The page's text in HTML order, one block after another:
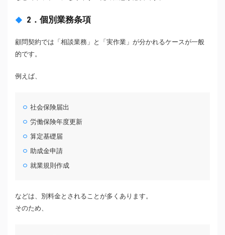
2．個別業務条項
顧問契約では「相談業務」と「実作業」が分かれるケースが一般
的です。
例えば、
社会保険届出
労働保険年度更新
算定基礎届
助成金申請
就業規則作成
などは、別料金とされることが多くあります。
そのため、